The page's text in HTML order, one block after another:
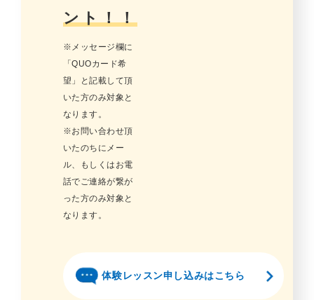
ント！！
※メッセージ欄に
「QUOカード希
望」と記載して頂
いた方のみ対象と
なります。
※お問い合わせ頂
いたのちにメー
ル、もしくはお電
話でご連絡が繋が
った方のみ対象と
なります。
体験レッスン申し込みはこちら